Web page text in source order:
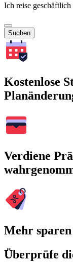
Ich reise geschäftlich
Suchen
Kostenlose
Verdiene
Mehr
Überprüfe